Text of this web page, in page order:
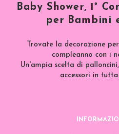
Baby Shower, 1°
per Bambini
Trovate la decorazione
compleanno con i
Un'ampia scelta di
accessori in